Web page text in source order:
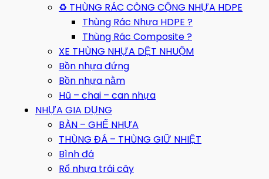
♻️ THÙNG RÁC CÔNG CỘNG NHỰA HDPE
Thùng Rác Nhựa HDPE ?
Thùng Rác Composite ?
XE THÙNG NHỰA DỆT NHUỘM
Bồn nhựa đứng
Bồn nhựa nằm
Hũ – chai – can nhựa
NHỰA GIA DỤNG
BÀN – GHẾ NHỰA
THÙNG ĐÁ – THÙNG GIỮ NHIỆT
Bình đá
Rổ nhựa trái cây